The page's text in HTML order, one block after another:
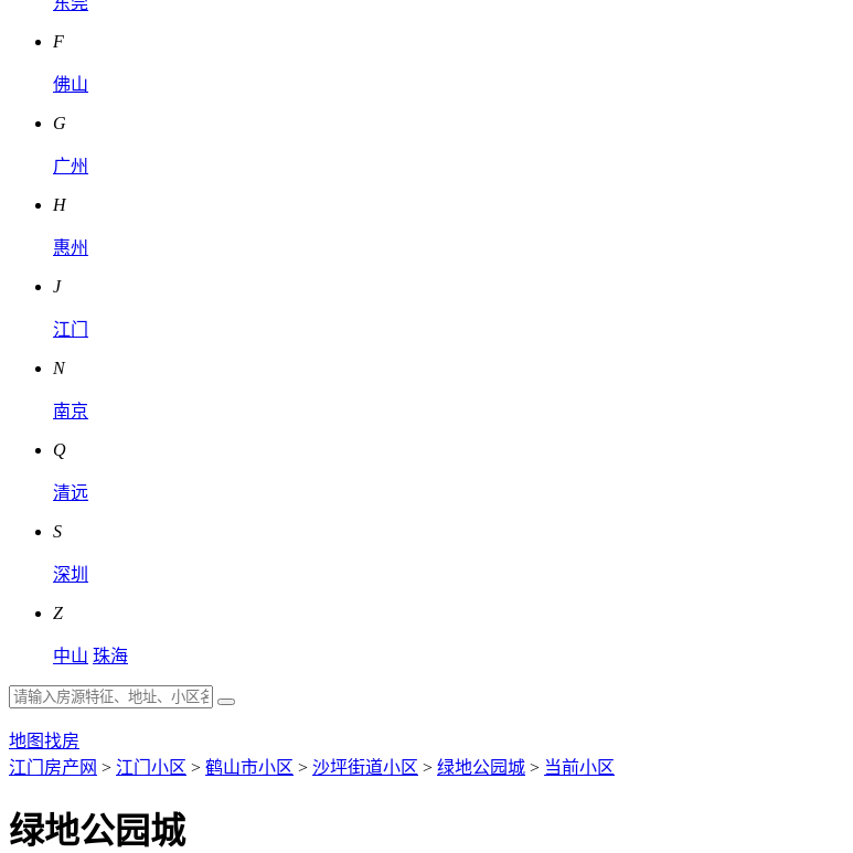
F
佛山
G
广州
H
惠州
J
江门
N
南京
Q
清远
S
深圳
Z
中山 珠海
地图找房
江门房产网 > 江门小区 > 鹤山市小区 > 沙坪街道小区 > 绿地公园城 > 当前小区
绿地公园城